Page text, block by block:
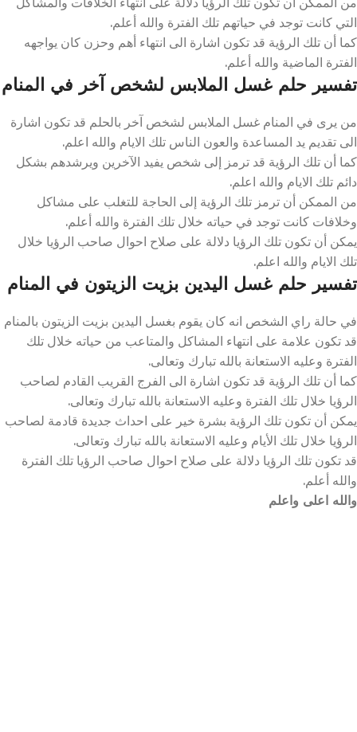
التي كانت توجد في حياتهم تلك الفترة والله أعلم.
كما أن تلك الرؤية قد تكون اشارة الى انتهاء أهم وحزن كان يواجهه
الفترة الماضية والله أعلم.
تفسير حلم غسل الملابس لشخص آخر في المنام
من يرى في المنام غسل الملابس لشخص آخر بالحلم قد تكون اشارة
الى تقديم يد المساعدة والعون الناس تلك الايام والله اعلم.
كما أن تلك الرؤية قد ترمز إلى شخص يفيد الآخرين ويرشدهم بشكل
دائم تلك الايام والله اعلم.
من الممكن أن ترمز تلك الرؤية إلى الحاجة للتغلب على مشاكل
وخلافات كانت توجد في حياته خلال تلك الفترة والله أعلم.
يمكن أن تكون تلك الرؤيا دلالة على صلاح احوال صاحب الرؤيا خلال
تلك الايام والله اعلم.
تفسير حلم غسل اليدين بزيت الزيتون في المنام
في حالة راي الشخص انه كان يقوم بغسل اليدين بزيت الزيتون بالمنام
قد تكون علامة على انتهاء المشاكل والمتاعب من حياته خلال تلك
الفترة وعليه الاستعانة بالله تبارك وتعالى.
كما أن تلك الرؤية قد تكون اشارة الى الفرج القريب القادم لصاحب
الرؤيا خلال تلك الفترة وعليه الاستعانة بالله تبارك وتعالى.
يمكن أن تكون تلك الرؤية بشرة خير على احداث جديدة قادمة لصاحب
الرؤيا خلال تلك الأيام وعليه الاستعانة بالله تبارك وتعالى.
قد تكون تلك الرؤيا دلالة على صلاح احوال صاحب الرؤيا تلك الفترة
والله أعلم.
والله اعلى واعلم